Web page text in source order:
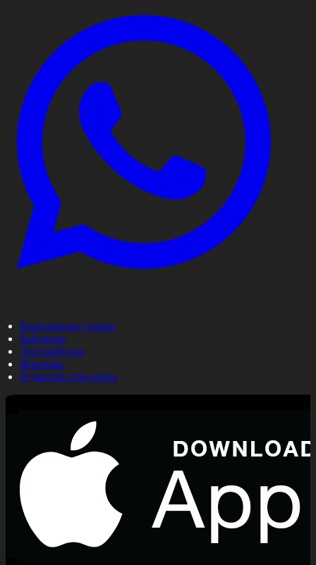
Корпорация туралы
Байланыс
Дистрибуция
Жарнама
Редакция стандарты